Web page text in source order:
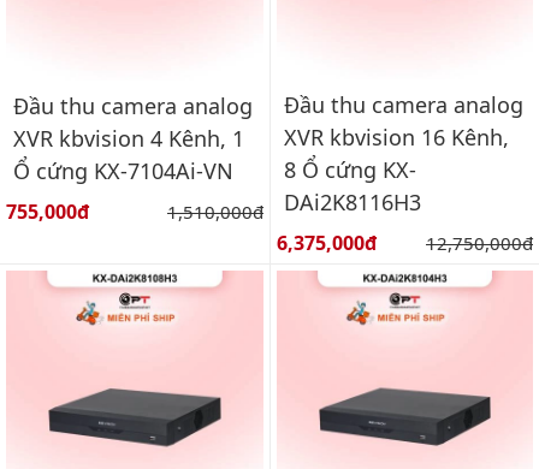
Đầu thu camera analog
XVR kbvision 4 Kênh, 1
Ổ cứng KX-7104Ai-VN
Giá bán:
755,000đ Giá gốc:
1,510,000đ
Đầu thu camera analog
XVR kbvision 16 Kênh,
8 Ổ cứng KX-
DAi2K8116H3
Giá bán:
6,375,000đ Giá gốc:
12,750,000đ